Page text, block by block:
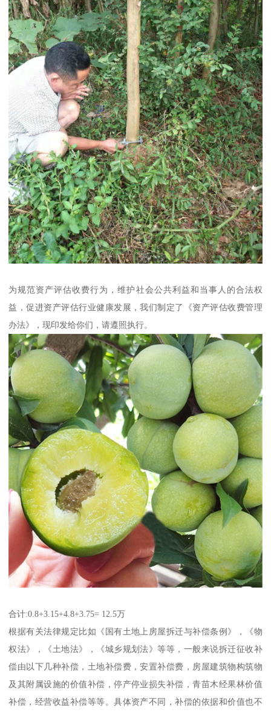
为规范资产评估收费行为，维护社会公共利益和当事人的合法权
益，促进资产评估行业健康发展，我们制定了《资产评估收费管理
办法》，现印发给你们，请遵照执行。
合计:0.8+3.15+4.8+3.75= 12.5万
根据有关法律规定比如《国有土地上房屋拆迁与补偿条例》，《物
权法》，《土地法》，《城乡规划法》等等，一般来说拆迁征收补
偿由以下几种补偿，土地补偿费，安置补偿费，房屋建筑物构筑物
及其附属设施的价值补偿，停产停业损失补偿，青苗木经果林价值
补偿，经营收益补偿等等。具体资产不同，补偿的依据和价值也不